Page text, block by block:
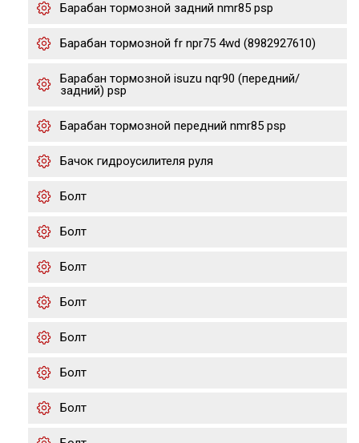
Барабан тормозной задний nmr85 psp
Барабан тормозной fr npr75 4wd (8982927610)
Барабан тормозной isuzu nqr90 (передний/
задний) psp
Барабан тормозной передний nmr85 psp
Бачок гидроусилителя руля
Болт
Болт
Болт
Болт
Болт
Болт
Болт